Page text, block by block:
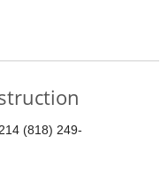
(818) 249-